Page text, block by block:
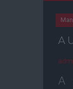
A
A